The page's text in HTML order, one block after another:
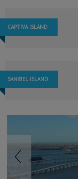
i dag
EVENTYRET
CAPTIVA ISLAND
SANIBEL ISLAND